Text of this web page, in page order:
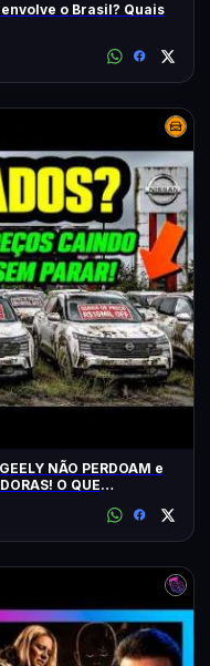
envolve o Brasil? Quais
NÃO PERDOAM e
O QUE